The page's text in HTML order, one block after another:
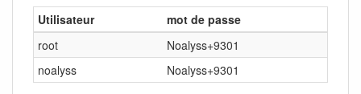
Utilisateur
mot de passe
root
Noalyss+9301
noalyss
Noalyss+9301